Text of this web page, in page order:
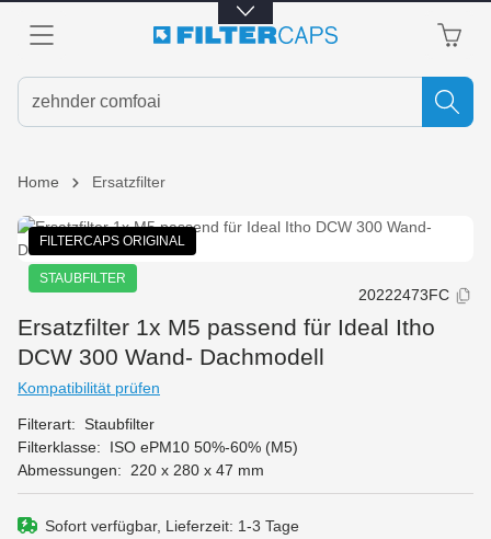
springen
Home Ersatzfilter
FILTERCAPS ORIGINAL
STAUBFILTER
Bildergalerie überspringen
20222473FC
Ersatzfilter 1x M5 passend für Ideal Itho
DCW 300 Wand- Dachmodell
Kompatibilität prüfen
Filterart: Staubfilter
Filterklasse:
ISO ePM10 50%-60% (M5)
Abmessungen:
220 x 280 x 47 mm
Sofort verfügbar, Lieferzeit: 1-3 Tage